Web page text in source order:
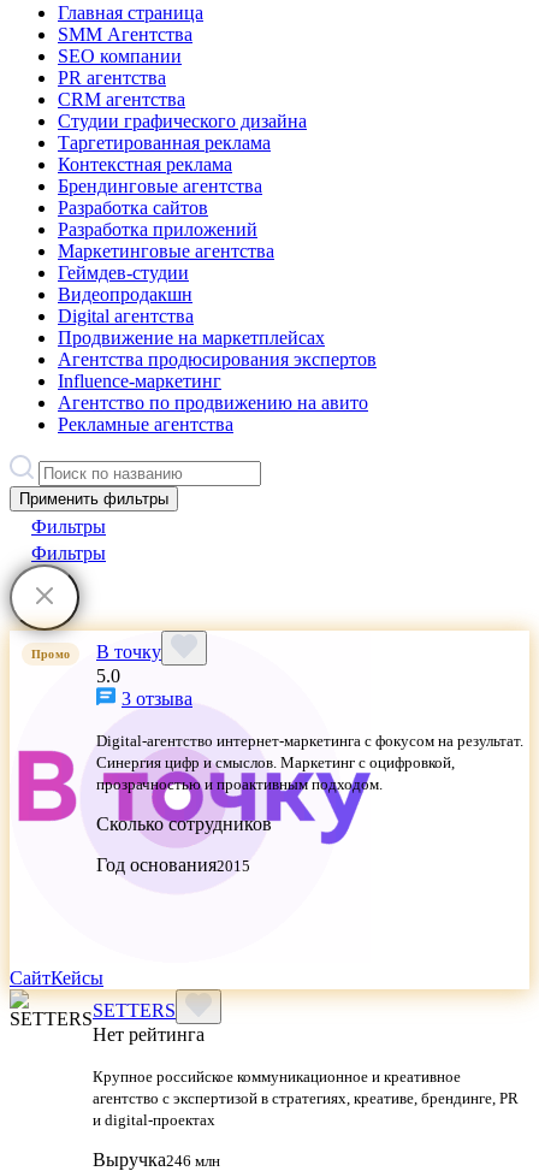
Главная страница
SMM Агентства
SEO компании
PR агентства
CRM агентства
Студии графического дизайна
Таргетированная реклама
Контекстная реклама
Брендинговые агентства
Разработка сайтов
Разработка приложений
Маркетинговые агентства
Геймдев-студии
Видеопродакшн
Digital агентства
Продвижение на маркетплейсах
Агентства продюсирования экспертов
Influence-маркетинг
Агентство по продвижению на авито
Рекламные агентства
Применить фильтры
Фильтры
Фильтры
Промо
В точку
5.0
3 отзыва
Digital-агентство интернет-маркетинга с фокусом на результат.
Синергия цифр и смыслов. Маркетинг с оцифровкой,
прозрачностью и проактивным подходом.
Сколько сотрудников
Год основания2015
СайтКейсы
SETTERS
Нет рейтинга
Крупное российское коммуникационное и креативное
агентство с экспертизой в стратегиях, креативе, брендинге, PR
и digital‑проектах
Выручка246 млн